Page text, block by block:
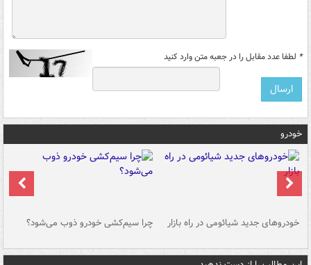
* لطفا عدد مقابل را در جعبه متن وارد کنید
خودرو
خودروهای جدید شیائومی در راه بازار چرا سیم‌کشی خودرو ذوب می‌شود؟